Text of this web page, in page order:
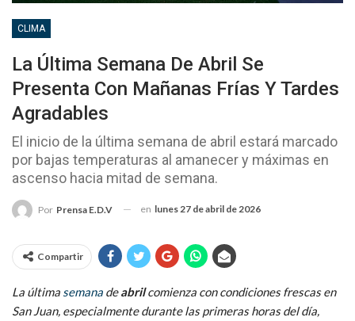
CLIMA
La Última Semana De Abril Se
Presenta Con Mañanas Frías Y Tardes
Agradables
El inicio de la última semana de abril estará marcado
por bajas temperaturas al amanecer y máximas en
ascenso hacia mitad de semana.
Por Prensa E.D.V en lunes 27 de abril de 2026
Compartir
La última semana deabrilcomienza con condiciones frescas en
San Juan, especialmente durante las primeras horas del día,